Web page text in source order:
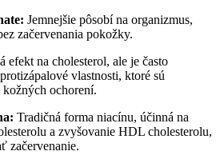
Jemnejšie pôsobí na organizmus,
začervenania pokožky.
efekt na cholesterol, ale je často
vlastnosti, ktoré sú
kožných ochorení.
Tradičná forma niacínu, účinná na
a zvyšovanie HDL cholesterolu,
začervenanie.